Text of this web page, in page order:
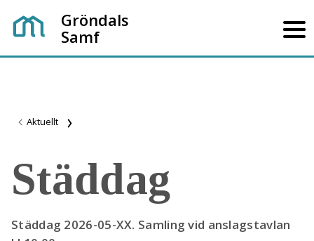
Gröndals
Samf
Aktuellt
Städdag
Städdag 2026-05-XX. Samling vid anslagstavlan